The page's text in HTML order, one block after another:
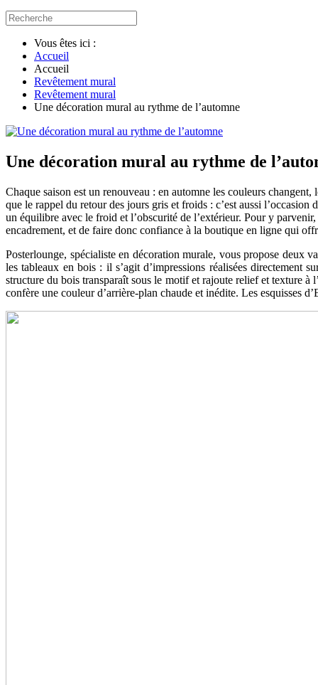
Vous êtes ici :
Accueil
Accueil
Revêtement mural
Revêtement mural
Une décoration mural au rythme de l’automne
Une décoration mural au rythme de
Chaque saison est un renouveau : en automne les couleurs
que le rappel du retour des jours gris et froids : c’est aussi
un équilibre avec le froid et l’obscurité de l’extérieur. Pour y
encadrement, et de faire donc confiance à la boutique en ligne qui
Posterlounge, spécialiste en décoration murale, vous propose deux
les tableaux en bois : il s’agit d’impressions réalisées directement
structure du bois transparaît sous le motif et rajoute relief et texture
confère une couleur d’arrière-plan chaude et inédite. Les esquisses